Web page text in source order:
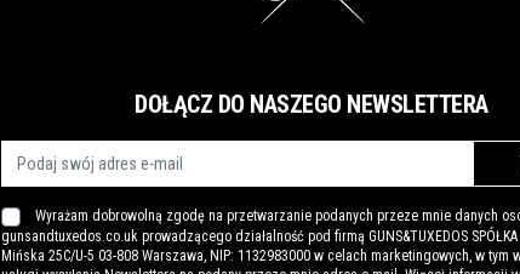
DOŁĄCZ DO NASZEGO NEWSLETTERA
Wyrażam dobrowolną zgodę na przetwarzanie podanych przeze mnie danych
gunsandtuxedos.co.uk prowadzącego działalność pod firmą GUNS&TUXEDOS SPÓŁKA
Mińska 25C/U-5 03-808 Warszawa, NIP: 1132983000 w celach marketingowych, w tym